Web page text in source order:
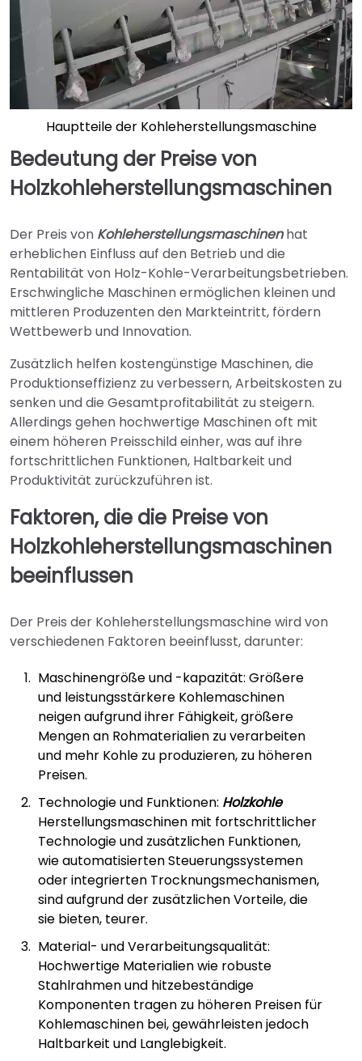
Hauptteile der Kohleherstellungsmaschine
Bedeutung der Preise von
Holzkohleherstellungsmaschinen
Der Preis von Kohleherstellungsmaschinenhat
erheblichen Einfluss auf den Betrieb und die
Rentabilität von Holz-Kohle-Verarbeitungsbetrieben.
Erschwingliche Maschinen ermöglichen kleinen und
mittleren Produzenten den Markteintritt, fördern
Wettbewerb und Innovation.
Zusätzlich helfen kostengünstige Maschinen, die
Produktionseffizienz zu verbessern, Arbeitskosten zu
senken und die Gesamtprofitabilität zu steigern.
Allerdings gehen hochwertige Maschinen oft mit
einem höheren Preisschild einher, was auf ihre
fortschrittlichen Funktionen, Haltbarkeit und
Produktivität zurückzuführen ist.
Faktoren, die die Preise von
Holzkohleherstellungsmaschinen
beeinflussen
Der Preis der Kohleherstellungsmaschine wird von
verschiedenen Faktoren beeinflusst, darunter:
Maschinengröße und -kapazität: Größere
und leistungsstärkere Kohlemaschinen
neigen aufgrund ihrer Fähigkeit, größere
Mengen an Rohmaterialien zu verarbeiten
und mehr Kohle zu produzieren, zu höheren
Preisen.
Technologie und Funktionen: Holzkohle
Herstellungsmaschinen mit fortschrittlicher
Technologie und zusätzlichen Funktionen,
wie automatisierten Steuerungssystemen
oder integrierten Trocknungsmechanismen,
sind aufgrund der zusätzlichen Vorteile, die
sie bieten, teurer.
Material- und Verarbeitungsqualität:
Hochwertige Materialien wie robuste
Stahlrahmen und hitzebeständige
Komponenten tragen zu höheren Preisen für
Kohlemaschinen bei, gewährleisten jedoch
Haltbarkeit und Langlebigkeit.